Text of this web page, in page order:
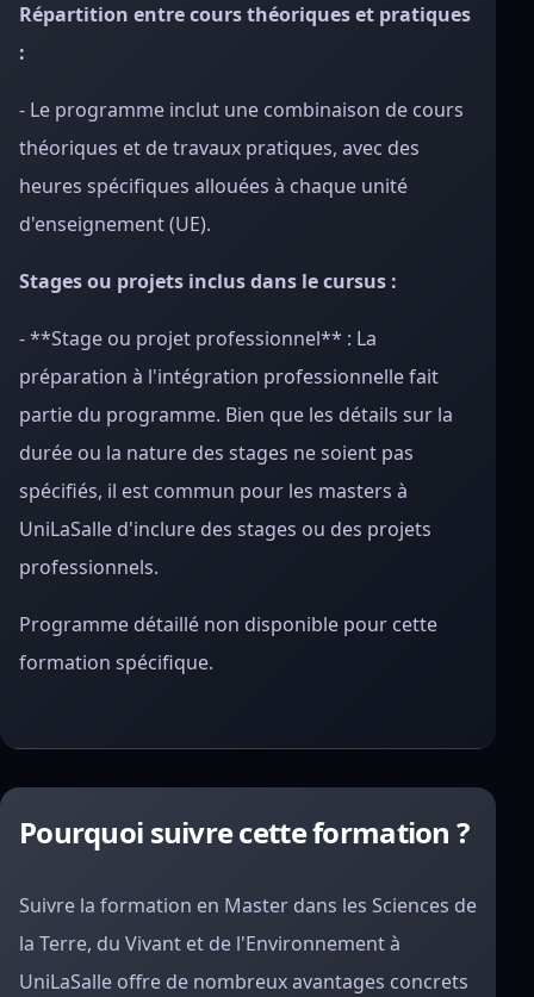
Répartition entre cours théoriques et pratiques
:
- Le programme inclut une combinaison de cours
théoriques et de travaux pratiques, avec des
heures spécifiques allouées à chaque unité
d'enseignement (UE).
Stages ou projets inclus dans le cursus :
- **Stage ou projet professionnel** : La
préparation à l'intégration professionnelle fait
partie du programme. Bien que les détails sur la
durée ou la nature des stages ne soient pas
spécifiés, il est commun pour les masters à
UniLaSalle d'inclure des stages ou des projets
professionnels.
Programme détaillé non disponible pour cette
formation spécifique.
Pourquoi suivre cette formation ?
Suivre la formation en Master dans les Sciences de
la Terre, du Vivant et de l'Environnement à
UniLaSalle offre de nombreux avantages concrets